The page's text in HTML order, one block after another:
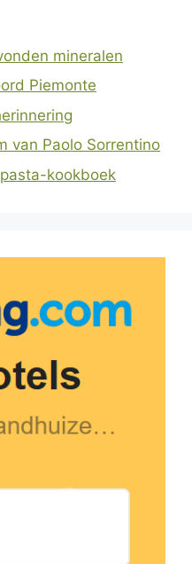
mineralen
Piemonte
van Paolo Sorrentino
pasta-kookboek